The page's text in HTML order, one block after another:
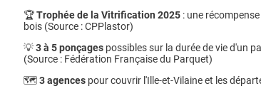
🏆Trophée de la Vitrification 2025 : une
bois (Source : CPPlastor)
💡3 à 5 ponçages possibles sur la durée de vie d'un
(Source : Fédération Française du Parquet)
🗺️3 agences pour couvrir l'Ille-et-Vilaine et les